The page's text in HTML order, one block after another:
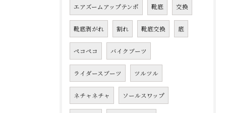
エアズームアップテンポ 靴底 交換
靴底剥がれ 割れ 靴底交換 底
ペコペコ バイクブーツ
ライダースブーツ ツルツル
ネチャネチャ ソールスワップ